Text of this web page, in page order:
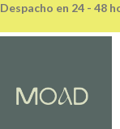
Despacho en 24 - 48